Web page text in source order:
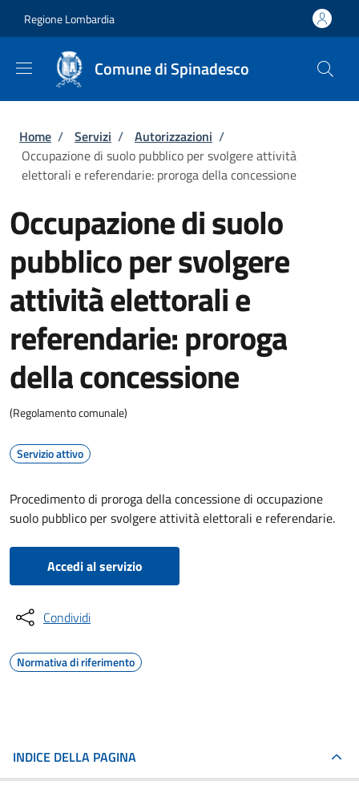
Regione Lombardia
Comune di Spinadesco
Briciole di pane
Home / Servizi / Autorizzazioni /
Occupazione di suolo pubblico per svolgere attività
elettorali e referendarie: proroga della concessione
Occupazione di suolo
pubblico per svolgere
attività elettorali e
referendarie: proroga
della concessione
(Regolamento comunale)
Servizio attivo
Procedimento di proroga della concessione di occupazione
suolo pubblico per svolgere attività elettorali e referendarie.
Accedi al servizio
Condividi
Normativa di riferimento
INDICE DELLA PAGINA